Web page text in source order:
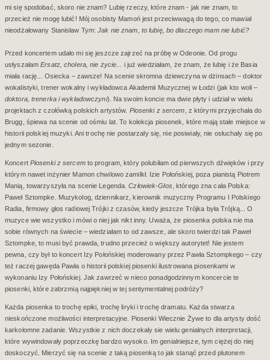
mi się spodobać, skoro nie znam? Lubię rzeczy, które znam - jak nie znam, to
przecież nie mogę lubić! Mój osobisty Mamoń jest przeciwwagą do tego, co mawiał
nieodżałowany Stanisław Tym:Jak nie znam, to lubię, bo dlaczego mam nie lubić?
Przed koncertem udało mi się jeszcze zajrzeć na próbę w Odeonie. Od progu
usłyszałamErsatz, cholera, nie życie...
i już wiedziałam, że znam, że lubię i że Basia
miała rację... Osiecka – zawsze! Na scenie skromna dziewczyna w dżinsach – doktor
wokalistyki, trener wokalny i wykładowca Akademii Muzycznej w Łodzi (jak kto woli –
doktora, trenerka i wykładowczyni). Na swoim koncie ma dwie płyty i udział w wielu
projektach z czołówką polskich artystów. Piosenki z sercem , z którymi przyjechała do
Brugg, śpiewa na scenie od ośmiu lat. To kolekcja piosenek, które mają stałe miejsce w
historii polskiej muzyki. Ani trochę nie postarzały się, nie posiwiały, nie osłuchały się po
jednym sezonie.
Koncert Piosenki z sercemto program, który polubiłam od pierwszych dźwięków i przy
którym nawet inżynier Mamon chwilowo zamilkł. Izie Połońskiej, poza pianistą Piotrem
Manią, towarzyszyła na scenie Legenda.Człowiek-Głos, którego zna cała Polska:
Paweł Sztompke. Muzykolog, dziennikarz, kierownik muzyczny Programu I Polskiego
Radia, firmowy głos radiowej Trójki z czasów, kiedy jeszcze Trójka była Trójką... O
muzyce wie wszystko i mówi o niej jak nikt inny. Uważa, że piosenka polska nie ma
sobie równych na świecie – wiedziałam to od zawsze, ale skoro twierdzi tak Paweł
Sztompke, to musi być prawda, trudno przecież o większy autorytet! Nie jestem
pewna, czy był to koncert Izy Połońskiej moderowany przez Pawła Sztompkego – czy
też raczej gawęda Pawła o historii polskiej piosenki ilustrowana piosenkami w
wykonaniu Izy Połońskiej. Jak zawrzeć w nieco ponadgodzinnym koncercie te
piosenki, które zabrzmią najpiękniej w tej sentymentalnej podróży?
Każda piosenka to trochę epiki, trochę liryki i trochę dramatu. Każda stwarza
nieskończone możliwości interpretacyjne. Piosenki Wiecznie Żywe to dla artysty dość
karkołomne zadanie. Wszystkie z nich doczekały sie wielu genialnych interpretacji,
które wywindowały poprzeczkę bardzo wysoko. Im genialniejsze, tym ciężej do niej
doskoczyć. Mierzyć się na scenie z taką piosenką to jak stanąć przed plutonem